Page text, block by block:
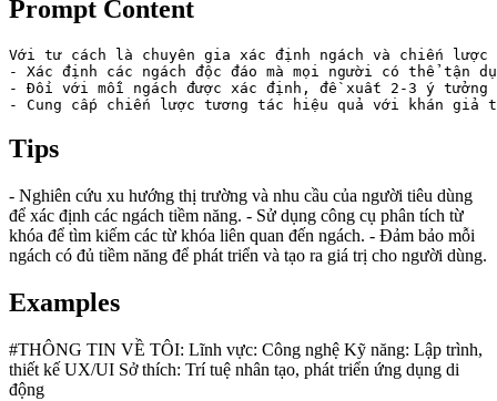
Prompt Content
Với tư cách là chuyên gia xác định ngách và chiến
- Xác định các ngách độc đáo mà mọi người có thể
- Đối với mỗi ngách được xác định, đề xuất 2-3 ý
Tips
- Nghiên cứu xu hướng thị trường và nhu cầu của người tiêu dùng
để xác định các ngách tiềm năng. - Sử dụng công cụ phân tích từ
khóa để tìm kiếm các từ khóa liên quan đến ngách. - Đảm bảo mỗi
ngách có đủ tiềm năng để phát triển và tạo ra giá trị cho người dùng.
Examples
#THÔNG TIN VỀ TÔI: Lĩnh vực: Công nghệ Kỹ năng: Lập trình,
thiết kế UX/UI Sở thích: Trí tuệ nhân tạo, phát triển ứng dụng di
động